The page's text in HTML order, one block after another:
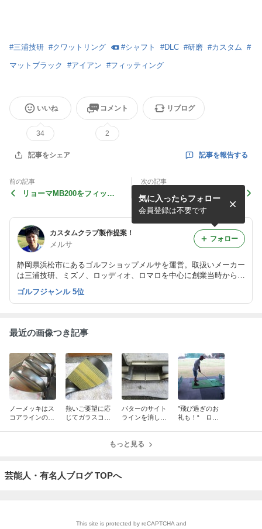
#三浦技研 #クワットリング #シャフト #DLC #研磨 #カスタム #
マットブラック #アイアン #フィッティング
いいね
34
コメント
2
リブログ
記事をシェア 記事を報告する
前の記事
リョーマMB200をフィッテ
次の記事
経営者が変わっても鰻の味は
分からなかった…
カスタムクラブ製作提案！
メルサ
静岡県浜松市にあるゴルフショップメルサを運営。取扱いメーカー
は三浦技研、ミズノ、ロッディオ、ロマロを中心に創業当時からミ
ズノ社の製品を取り扱っておりミズノ規格に対応した修理・メンテ
ナンスも得意です！
気に入ったらフォロー
会員登録は不要です
フォロー
ゴルフジャンル 5位
最近の画像つき記事
ノーメッキはス
コアラインの再
熱いご要望に応
じてガラスコー
パターのサイト
ラインを消して
”飛び過ぎのお
礼も！“ ロッ
もっと見る
芸能人・有名人ブログ TOPへ
This site is protected by reCAPTCHA and